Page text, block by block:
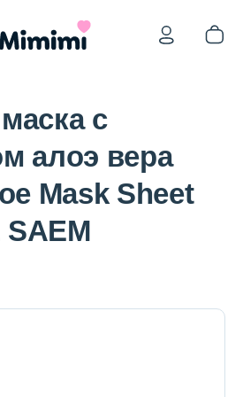
с
алоэ вера
Mask Sheet